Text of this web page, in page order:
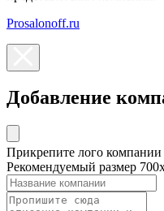
Prosalonoff.ru
Добавление
Прикрепите лого компании
Рекомендуемый размер